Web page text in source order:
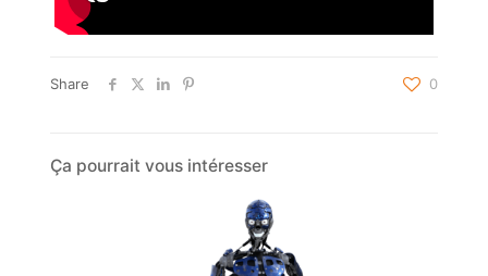
Share 0
Ça pourrait vous intéresser